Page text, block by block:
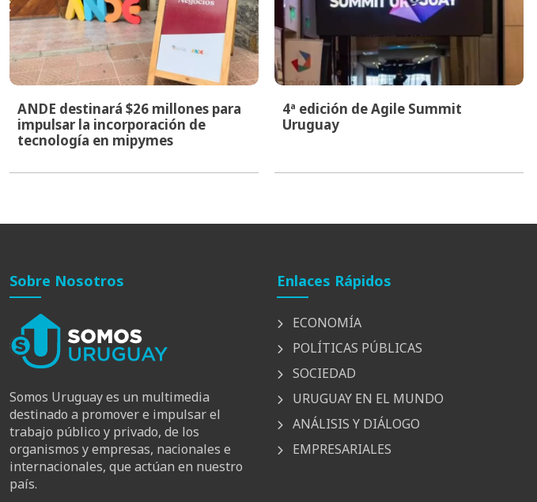
ANDE destinará $26 millones para
impulsar la incorporación de
tecnología en mipymes
4ª edición de Agile Summit
Uruguay
Sobre Nosotros
Somos Uruguay es un multimedia
destinado a promover e impulsar el
trabajo público y privado, de los
organismos y empresas, nacionales e
internacionales, que actúan en nuestro
país.
Enlaces Rápidos
ECONOMÍA
POLÍTICAS PÚBLICAS
SOCIEDAD
URUGUAY EN EL MUNDO
ANÁLISIS Y DIÁLOGO
EMPRESARIALES